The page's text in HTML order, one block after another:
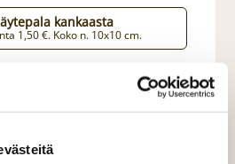
kankaasta
1,50 €. Koko n. 10x10 cm.